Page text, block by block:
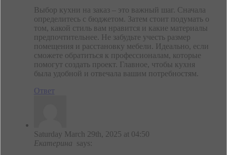
Выбор кухни на заказ – это важный шаг. Сначала
определитесь с бюджетом. Затем стоит подумать о
том, какой стиль вам нравится и какие материалы
предпочтительнее. Не забудьте учесть размер
помещения и расстановку мебели. Идеально, если
сможете обратиться к профессионалам, которые
помогут создать проект. Главное, чтобы кухня
была удобной и отвечала вашим потребностям.
Ответ
Saturday March 29th, 2025 at 04:50
Екатерина says: